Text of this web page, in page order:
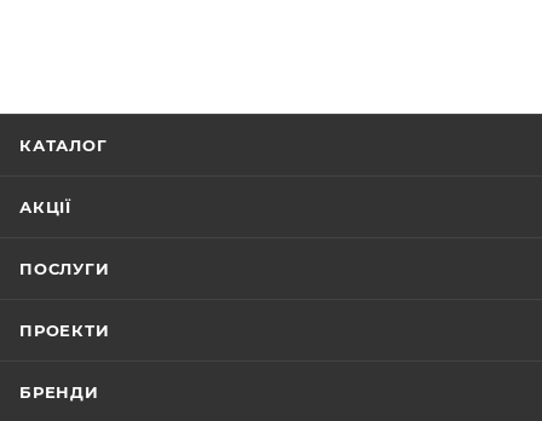
КАТАЛОГ
АКЦІЇ
ПОСЛУГИ
ПРОЕКТИ
БРЕНДИ